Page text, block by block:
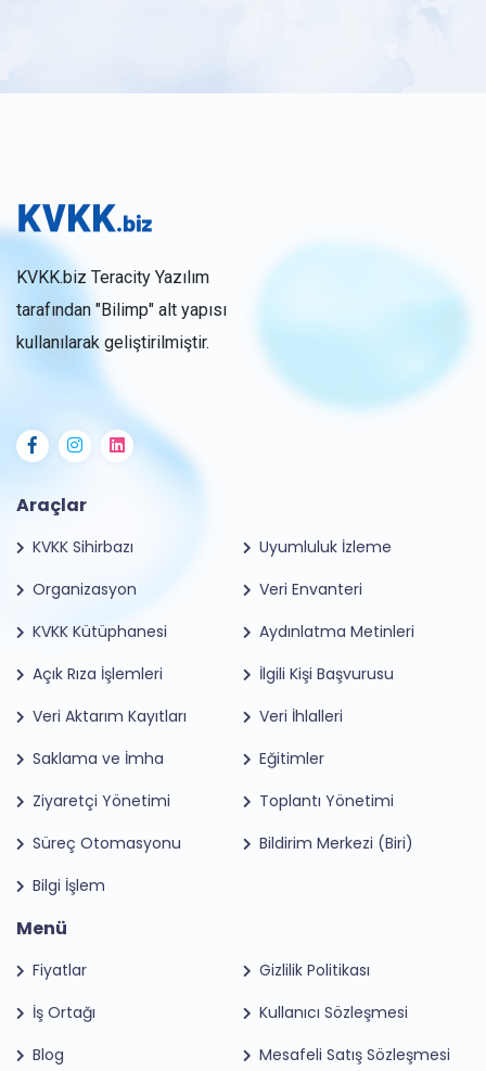
KVKK.biz Teracity Yazılım
tarafından "Bilimp" alt yapısı
kullanılarak geliştirilmiştir.
Araçlar
KVKK Sihirbazı
Uyumluluk İzleme
Organizasyon
Veri Envanteri
KVKK Kütüphanesi
Aydınlatma Metinleri
Açık Rıza İşlemleri
İlgili Kişi Başvurusu
Veri Aktarım Kayıtları
Veri İhlalleri
Saklama ve İmha
Eğitimler
Ziyaretçi Yönetimi
Toplantı Yönetimi
Süreç Otomasyonu
Bildirim Merkezi (Biri)
Bilgi İşlem
Menü
Fiyatlar
Gizlilik Politikası
İş Ortağı
Kullanıcı Sözleşmesi
Blog
Mesafeli Satış Sözleşmesi